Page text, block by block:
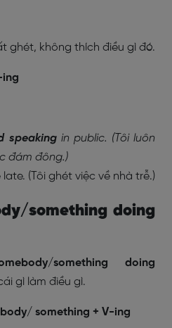
ghét, không thích điều gì đó.
ing
speakingin public. (Tôi luôn
đám đông.)
late. (Tôi ghét việc về nhà trễ.)
something doing
something doing
gì làm điều gì.
something + V-ing